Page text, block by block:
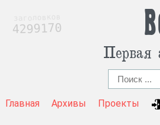
Первая
Главная Архивы Проекты
4299170